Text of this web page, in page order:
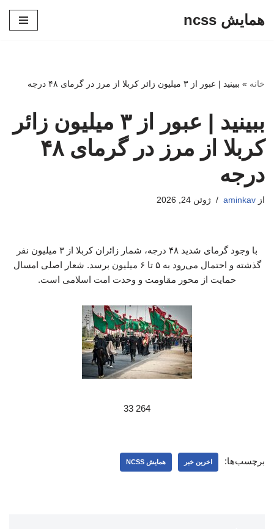
همایش ncss
خانه » ببینید | عبور از ۳ میلیون زائر کربلا از مرز در گرمای ۴۸ درجه
ببینید | عبور از ۳ میلیون زائر
کربلا از مرز در گرمای ۴۸
درجه
از aminkav ژوئن 24, 2026
با وجود گرمای شدید ۴۸ درجه، شمار زائران کربلا از ۳ میلیون نفر
گذشته و احتمال می‌رود به ۵ تا ۶ میلیون برسد. شعار اصلی امسال
حمایت از محور مقاومت و وحدت امت اسلامی است.
264 33
برچسب‌ها: اخرین خبر همایش NCSS